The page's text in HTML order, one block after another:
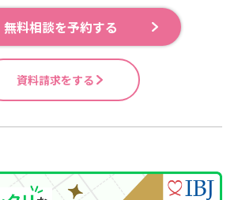
無料相談を予約する
資料請求をする